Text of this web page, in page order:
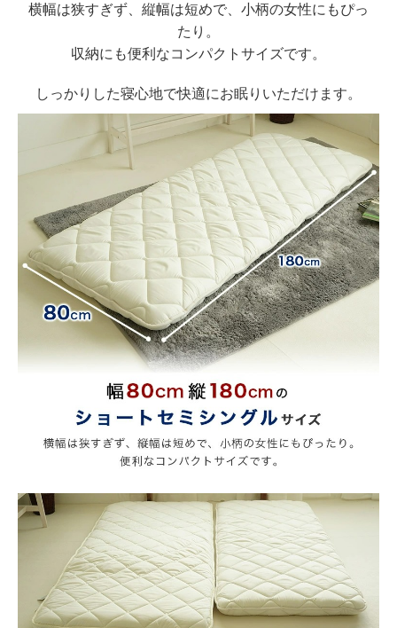
横幅は狭すぎず、縦幅は短めで、小柄の女性にもぴっ
たり。
収納にも便利なコンパクトサイズです。
しっかりした寝心地で快適にお眠りいただけます。